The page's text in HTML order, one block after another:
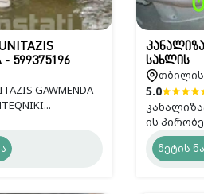
599375196
GAWMENDA -
სახლის
5.0
ის
მეტის